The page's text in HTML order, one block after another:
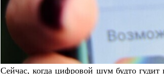
Сейчас, когда цифровой шум будто